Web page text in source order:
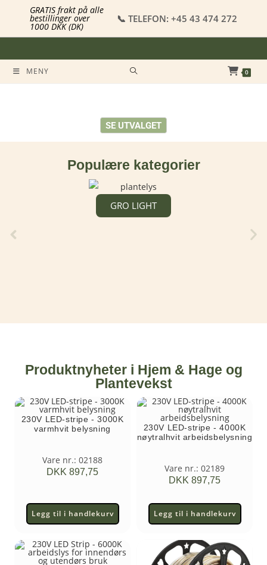
📞 TELEFON: +45 43 474 272
GRATIS frakt på alle
bestillinger over
1000 DKK (DK)
0
MENY
SE UTVALGET
Populære kategorier
GRO LIGHT
Produktnyheter i Hjem & Hage og
Plantevekst
230V LED-stripe - 3000K
varmhvit belysning
Vare nr.: 02188
DKK 897,75
Legg til i handlekurv
230V LED-stripe - 4000K
nøytralhvit arbeidsbelysning
Vare nr.: 02189
DKK 897,75
Legg til i handlekurv